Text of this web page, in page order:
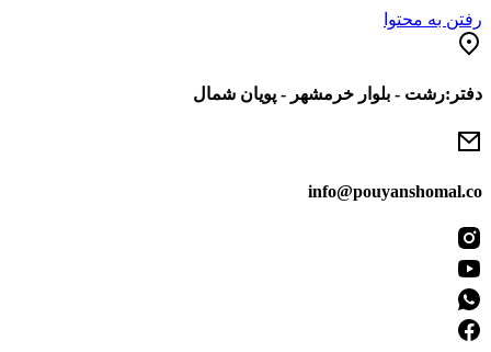
رفتن به محتوا
دفتر:رشت - بلوار خرمشهر - پویان شمال
info@pouyanshomal.co